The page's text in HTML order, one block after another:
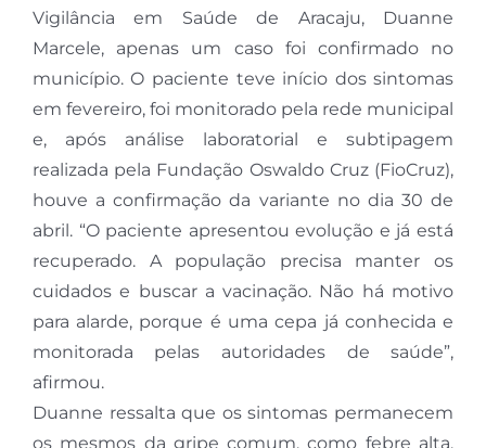
Vigilância em Saúde de Aracaju, Duanne
Marcele, apenas um caso foi confirmado no
município. O paciente teve início dos sintomas
em fevereiro, foi monitorado pela rede municipal
e, após análise laboratorial e subtipagem
realizada pela Fundação Oswaldo Cruz (FioCruz),
houve a confirmação da variante no dia 30 de
abril. “O paciente apresentou evolução e já está
recuperado. A população precisa manter os
cuidados e buscar a vacinação. Não há motivo
para alarde, porque é uma cepa já conhecida e
monitorada pelas autoridades de saúde”,
afirmou.
Duanne ressalta que os sintomas permanecem
os mesmos da gripe comum, como febre alta,